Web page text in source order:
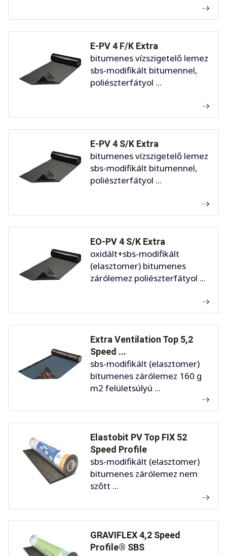
E-PV 4 F/K Extra
bitumenes vízszigetelő lemez
sbs-modifikált bitumennel,
poliészterfátyol ...
E-PV 4 S/K Extra
bitumenes vízszigetelő lemez
sbs-modifikált bitumennel,
poliészterfátyol ...
EO-PV 4 S/K Extra
oxidált+sbs-modifikált
(elasztomer) bitumenes
zárólemez poliészterfátyol ...
Extra Ventilation Top 5,2
Speed ...
sbs-modifikált (elasztomer)
bitumenes zárólemez 160 g
m2 felületsúlyú ...
Elastobit PV Top FIX 52
Speed Profile
sbs-modifikált (elasztomer)
bitumenes zárólemez nem
szőtt ...
GRAVIFLEX 4,2 Speed
Profile® SBS